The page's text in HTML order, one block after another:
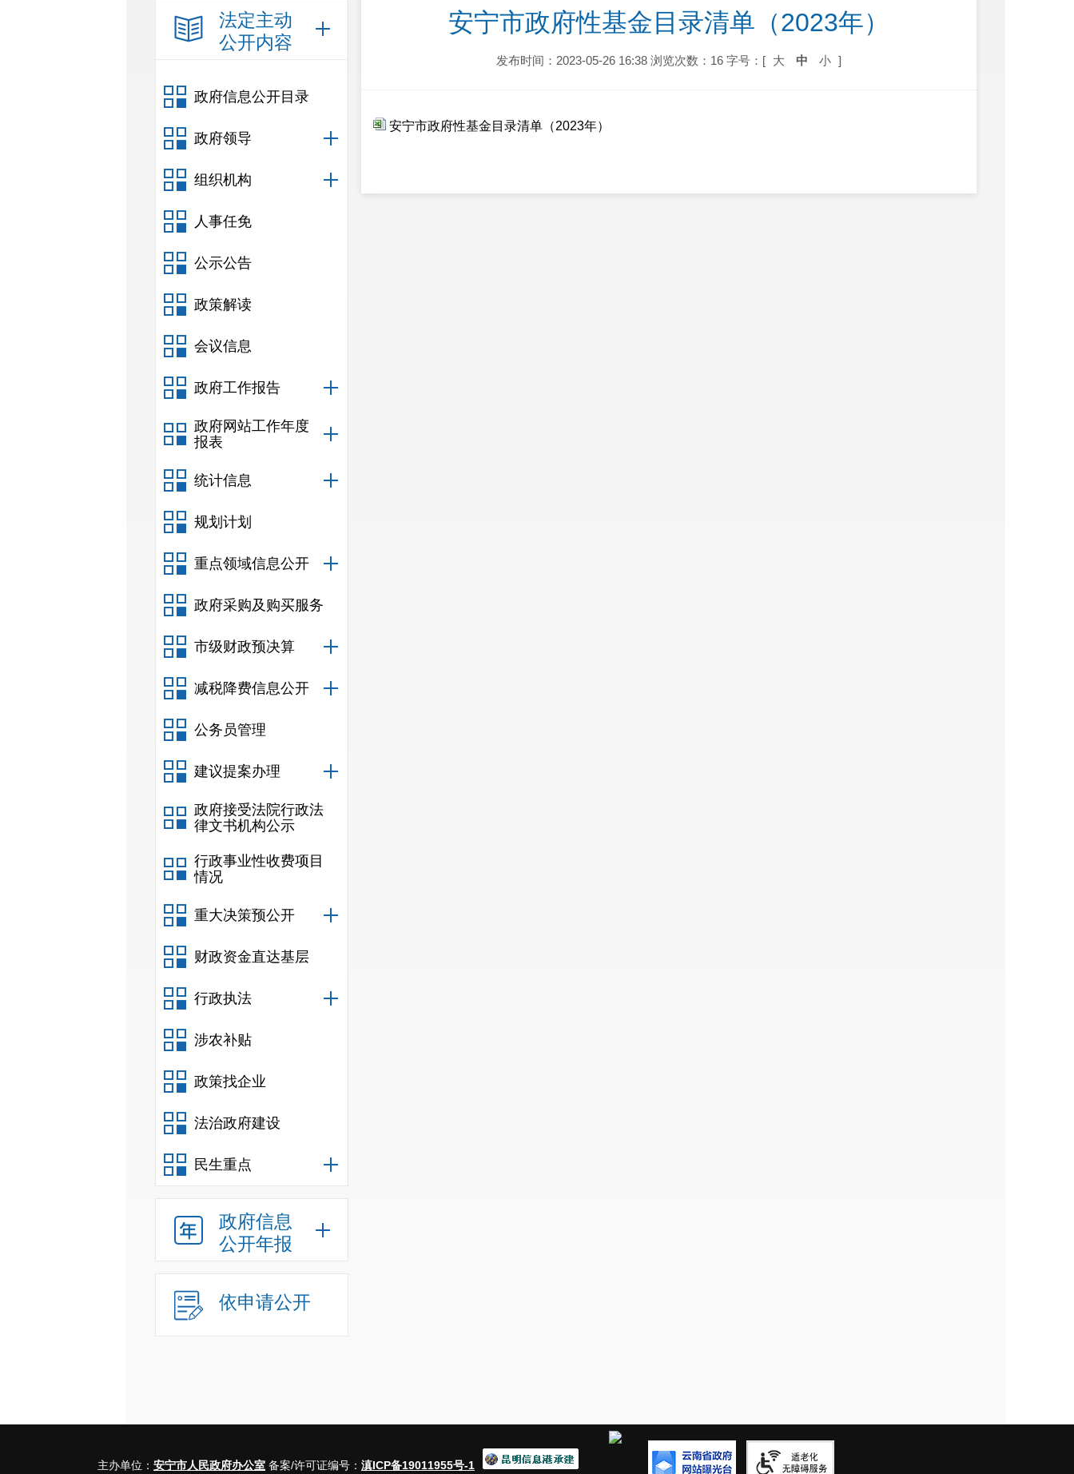
法定主动
公开内容
政府信息公开目录
政府领导
组织机构
人事任免
公示公告
政策解读
会议信息
政府工作报告
政府网站工作年度
报表
统计信息
规划计划
重点领域信息公开
政府采购及购买服务
市级财政预决算
减税降费信息公开
公务员管理
建议提案办理
政府接受法院行政法
律文书机构公示
行政事业性收费项目
情况
重大决策预公开
财政资金直达基层
行政执法
涉农补贴
政策找企业
法治政府建设
民生重点
政府信息
公开年报
依申请公开
安宁市政府性基金目录清单（2023年）
发布时间：2023-05-26 16:38 浏览次数：16 字号：[ 大 中 小 ]
安宁市政府性基金目录清单（2023年）
主办单位： 安宁市人民政府办公室 备案/许可证编号： 滇ICP备19011955号-1